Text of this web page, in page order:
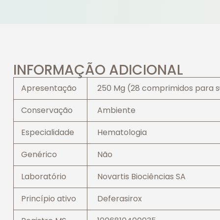
INFORMAÇÃO ADICIONAL
Apresentação
250 Mg (28 comprimidos para
Conservação
Ambiente
Especialidade
Hematologia
Genérico
Não
Laboratório
Novartis Biociências SA
Princípio ativo
Deferasirox